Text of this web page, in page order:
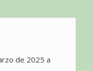
de 2025 a